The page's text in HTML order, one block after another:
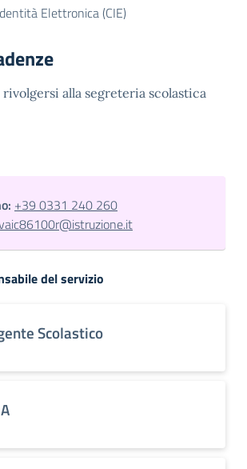
Elettronica (CIE)
alla segreteria scolastica
+39 0331 240 260
del servizio
Scolastico